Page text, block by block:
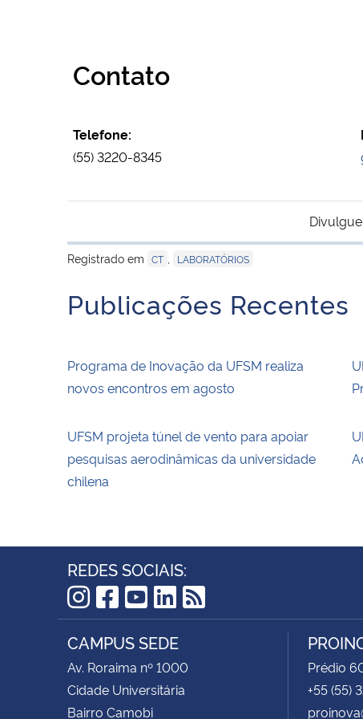
Contato
Telefone:
(55) 3220-8345
Registrado em CT LABORATÓRIOS
Publicações Recentes
Programa de Inovação da UFSM realiza
novos encontros em agosto
UFSM projeta túnel de vento para apoiar
pesquisas aerodinâmicas da universidade
chilena
REDES SOCIAIS:
Instagram
Facebook
YouTube
LinkedIn
RSS
CAMPUS SEDE
Av. Roraima nº 1000
Cidade Universitária
Bairro Camobi
Prédio
+55 (55)